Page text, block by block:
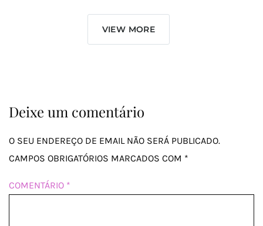
VIEW MORE
Deixe um comentário
O SEU ENDEREÇO DE EMAIL NÃO SERÁ PUBLICADO.
CAMPOS OBRIGATÓRIOS MARCADOS COM *
COMENTÁRIO *